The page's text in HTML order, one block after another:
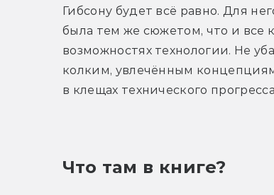
Гибсону будет всё равно. Для
была тем же сюжетом, что и все
возможностях технологии. Не
колким, увлечённым
в клещах технического
Что там в книге?